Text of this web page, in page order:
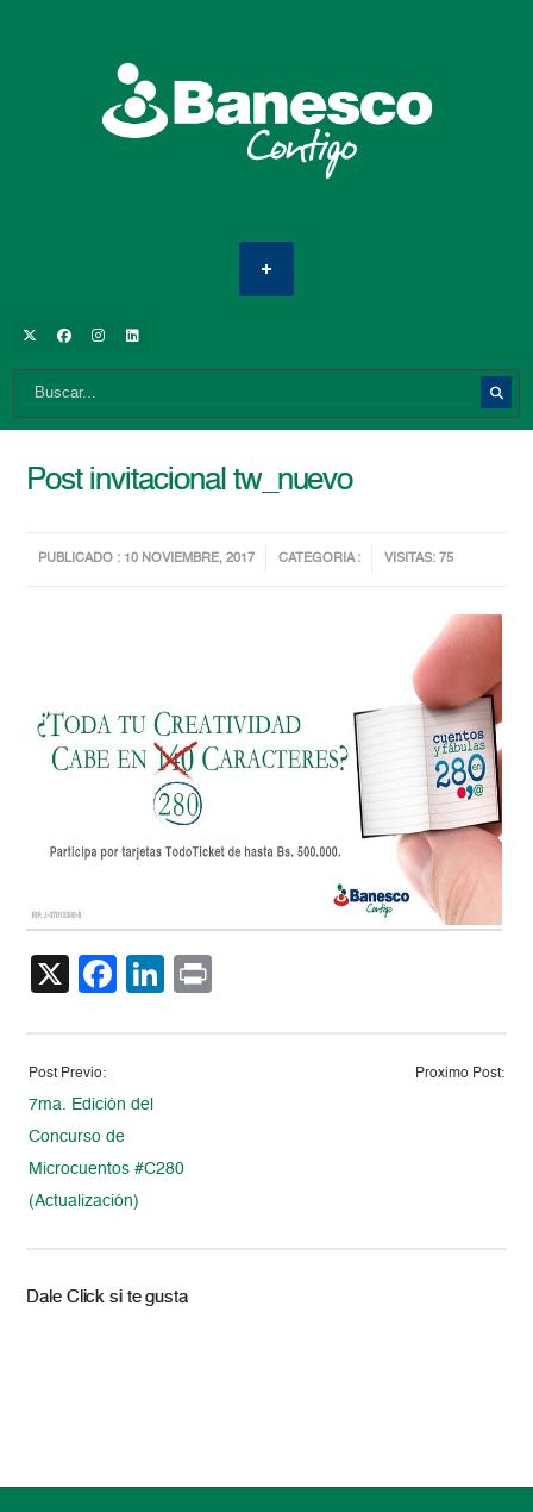
Post invitacional tw_nuevo
PUBLICADO : 10 NOVIEMBRE, 2017 CATEGORIA : VISITAS: 75
X Facebook
LinkedIn
Post Previo:
7ma. Edición del
Concurso de
Microcuentos #C280
(Actualización)
Proximo Post:
Dale Click si te gusta